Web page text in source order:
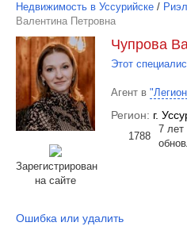
Недвижимость в Уссурийске /
Валентина Петровна
Зарегистрирован
на сайте
Чупрова
Этот
Агент в
Регион: г.
1788
7 лет
Ошибка или удалить